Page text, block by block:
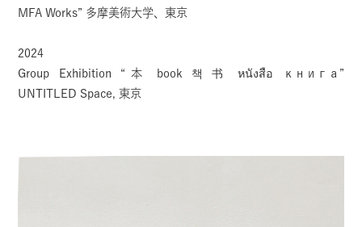
MFA Works” 多摩美術大学、東京
2024
Group Exhibition “本 book 책 书 หนังสือ книга”
UNTITLED Space, 東京